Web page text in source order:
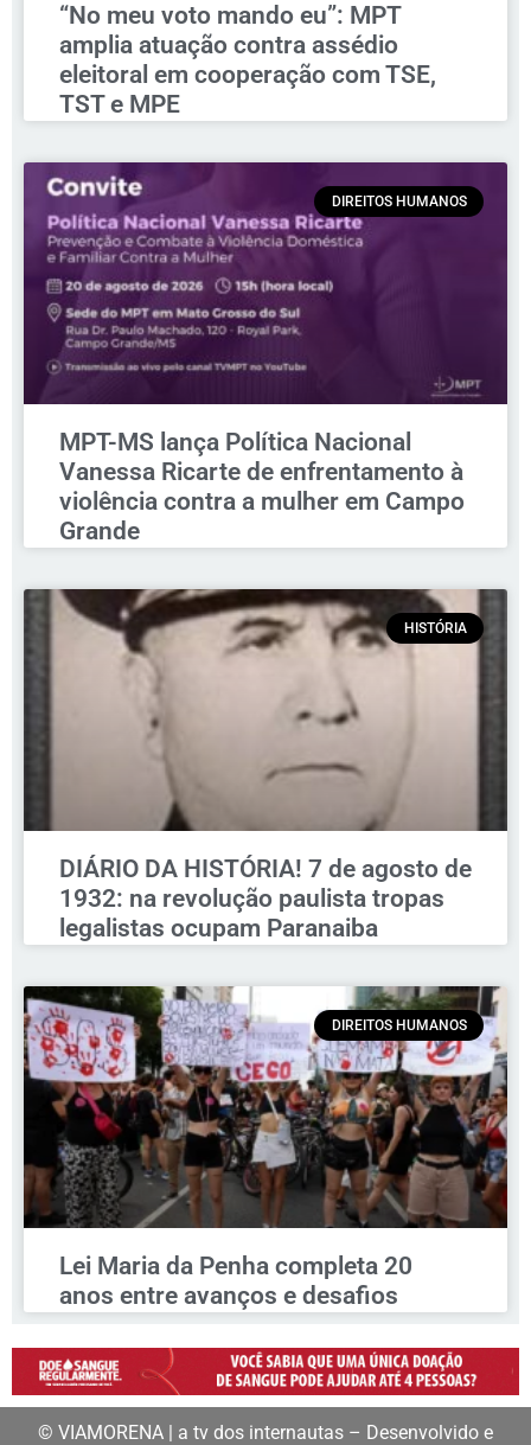
“No meu voto mando eu”: MPT
amplia atuação contra assédio
eleitoral em cooperação com TSE,
TST e MPE
DIREITOS HUMANOS
MPT-MS lança Política Nacional
Vanessa Ricarte de enfrentamento à
violência contra a mulher em Campo
Grande
HISTÓRIA
DIÁRIO DA HISTÓRIA! 7 de agosto de
1932: na revolução paulista tropas
legalistas ocupam Paranaiba
DIREITOS HUMANOS
Lei Maria da Penha completa 20
anos entre avanços e desafios
© VIAMORENA | a tv dos internautas – Desenvolvido e